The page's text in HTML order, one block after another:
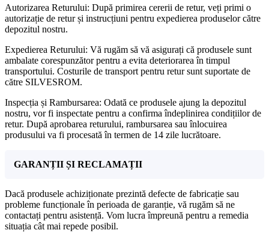
Autorizarea Returului: După primirea cererii de retur, veți primi o
autorizație de retur și instrucțiuni pentru expedierea produselor către
depozitul nostru.
Expedierea Returului: Vă rugăm să vă asigurați că produsele sunt
ambalate corespunzător pentru a evita deteriorarea în timpul
transportului. Costurile de transport pentru retur sunt suportate de
către SILVESROM.
Inspecția și Rambursarea: Odată ce produsele ajung la depozitul
nostru, vor fi inspectate pentru a confirma îndeplinirea condițiilor de
retur. După aprobarea returului, rambursarea sau înlocuirea
produsului va fi procesată în termen de 14 zile lucrătoare.
GARANȚII ȘI RECLAMAȚII
Dacă produsele achiziționate prezintă defecte de fabricație sau
probleme funcționale în perioada de garanție, vă rugăm să ne
contactați pentru asistență. Vom lucra împreună pentru a remedia
situația cât mai repede posibil.